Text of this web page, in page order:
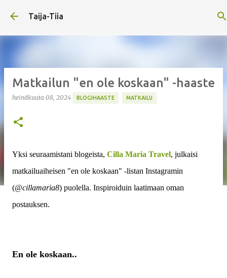
Taija-Tiia
Matkailun "en ole koskaan" -haaste
heinäkuuta 08, 2024 BLOGIHAASTE MATKAILU
Yksi seuraamistani blogeista, Cilla Maria Travel, julkaisi
matkailuaiheisen "en ole koskaan" -listan Instagramin
(@cillamaria8) puolella. Inspiroiduin laatimaan oman
postauksen.
En ole koskaan..